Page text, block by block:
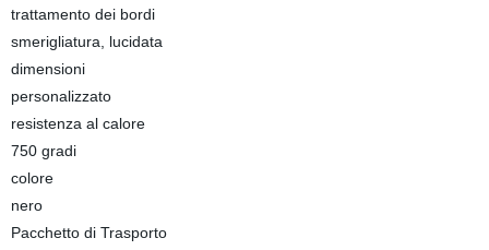
trattamento dei bordi
smerigliatura, lucidata
dimensioni
personalizzato
resistenza al calore
750 gradi
colore
nero
Pacchetto di Trasporto